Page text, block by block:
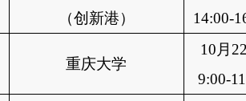
（创新港）
14:00-
重庆大学
10月
9:00-